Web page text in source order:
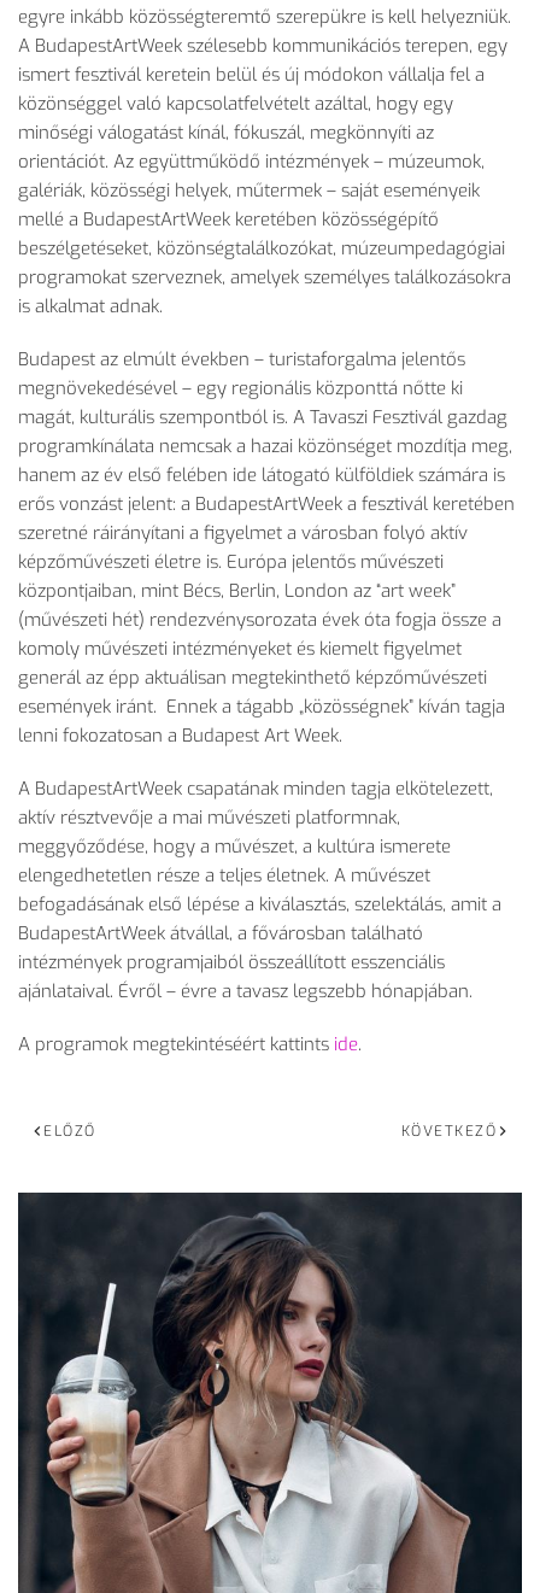
egyre inkább közösségteremtő szerepükre is kell helyezniük.
A BudapestArtWeek szélesebb kommunikációs terepen, egy
ismert fesztivál keretein belül és új módokon vállalja fel a
közönséggel való kapcsolatfelvételt azáltal, hogy egy
minőségi válogatást kínál, fókuszál, megkönnyíti az
orientációt. Az együttműködő intézmények – múzeumok,
galériák, közösségi helyek, műtermek – saját eseményeik
mellé a BudapestArtWeek keretében közösségépítő
beszélgetéseket, közönségtalálkozókat, múzeumpedagógiai
programokat szerveznek, amelyek személyes találkozásokra
is alkalmat adnak.
Budapest az elmúlt években – turistaforgalma jelentős
megnövekedésével – egy regionális központtá nőtte ki
magát, kulturális szempontból is. A Tavaszi Fesztivál gazdag
programkínálata nemcsak a hazai közönséget mozdítja meg,
hanem az év első felében ide látogató külföldiek számára is
erős vonzást jelent: a BudapestArtWeek a fesztivál keretében
szeretné ráirányítani a figyelmet a városban folyó aktív
képzőművészeti életre is. Európa jelentős művészeti
központjaiban, mint Bécs, Berlin, London az “art week”
(művészeti hét) rendezvénysorozata évek óta fogja össze a
komoly művészeti intézményeket és kiemelt figyelmet
generál az épp aktuálisan megtekinthető képzőművészeti
események iránt. Ennek a tágabb „közösségnek” kíván tagja
lenni fokozatosan a Budapest Art Week.
A BudapestArtWeek csapatának minden tagja elkötelezett,
aktív résztvevője a mai művészeti platformnak,
meggyőződése, hogy a művészet, a kultúra ismerete
elengedhetetlen része a teljes életnek. A művészet
befogadásának első lépése a kiválasztás, szelektálás, amit a
BudapestArtWeek átvállal, a fővárosban található
intézmények programjaiból összeállított esszenciális
ajánlataival. Évről – évre a tavasz legszebb hónapjában.
A programok megtekintéséért kattints ide.
ELŐZŐ KÖVETKEZŐ